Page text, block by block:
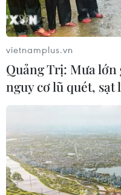
Nước thải từ máy bay
phát hiện sớm nguy
06/08/2026 22:30
Italy và Hy Lạp trở
06/08/2026 13:24
WHO ghi nhận tín
vietnamplus.vn
Quảng Trị: Mưa lớn
nguy cơ lũ quét, sạt